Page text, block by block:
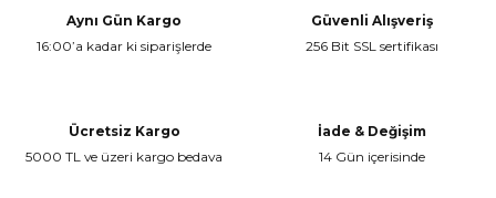
Ürün resmi kalitesiz, bozuk veya görüntülenemiyor.
Aynı Gün Kargo
16:00’a kadar ki siparişlerde
Güvenli Alışveriş
256 Bit SSL sertifikası
Ücretsiz Kargo
5000 TL ve üzeri kargo bedava
İade & Değişim
14 Gün içerisinde